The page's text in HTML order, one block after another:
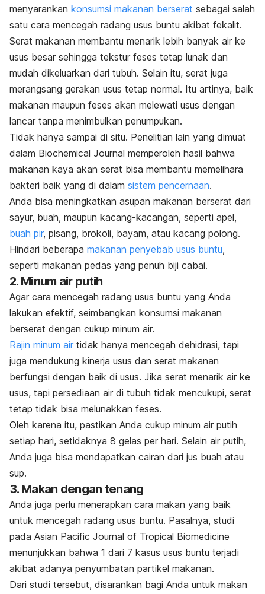
menyarankan konsumsi makanan berserat sebagai salah
satu cara mencegah radang usus buntu akibat fekalit.
Serat makanan membantu menarik lebih banyak air ke
usus besar sehingga tekstur feses tetap lunak dan
mudah dikeluarkan dari tubuh. Selain itu, serat juga
merangsang gerakan usus tetap normal. Itu artinya, baik
makanan maupun feses akan melewati usus dengan
lancar tanpa menimbulkan penumpukan.
Tidak hanya sampai di situ. Penelitian lain yang dimuat
dalam Biochemical Journal memperoleh hasil bahwa
makanan kaya akan serat bisa membantu memelihara
bakteri baik yang di dalam sistem pencernaan.
Anda bisa meningkatkan asupan makanan berserat dari
sayur, buah, maupun kacang-kacangan, seperti apel,
buah pir, pisang, brokoli, bayam, atau kacang polong.
Hindari beberapa makanan penyebab usus buntu,
seperti makanan pedas yang penuh biji cabai.
2. Minum air putih
Agar cara mencegah radang usus buntu yang Anda
lakukan efektif, seimbangkan konsumsi makanan
berserat dengan cukup minum air.
Rajin minum air tidak hanya mencegah dehidrasi, tapi
juga mendukung kinerja usus dan serat makanan
berfungsi dengan baik di usus. Jika serat menarik air ke
usus, tapi persediaan air di tubuh tidak mencukupi, serat
tetap tidak bisa melunakkan feses.
Oleh karena itu, pastikan Anda cukup minum air putih
setiap hari, setidaknya 8 gelas per hari. Selain air putih,
Anda juga bisa mendapatkan cairan dari jus buah atau
sup.
3. Makan dengan tenang
Anda juga perlu menerapkan cara makan yang baik
untuk mencegah radang usus buntu. Pasalnya, studi
pada Asian Pacific Journal of Tropical Biomedicine
menunjukkan bahwa 1 dari 7 kasus usus buntu terjadi
akibat adanya penyumbatan partikel makanan.
Dari studi tersebut, disarankan bagi Anda untuk makan